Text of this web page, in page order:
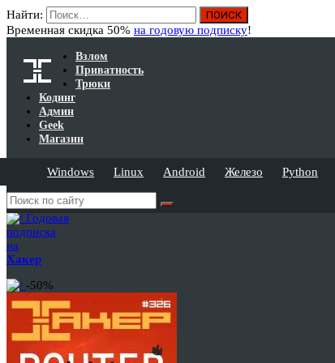
Найти:
Временная скидка 50% на годовую подписку!
Взлом
Приватность
Трюки
Кодинг
Админ
Geek
Магазин
Windows Linux Android Железо Python
Годовая
подписка
на
Хакер
-50%